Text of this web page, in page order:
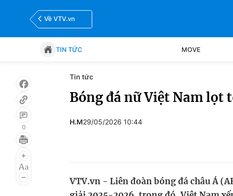
Về VTV.vn
TIN TỨC MOVE
Tin tức
Bóng đá
0
Tin tức
Bóng đá nữ Việt Nam lọt
H.M29/05/2026 10:44
VTV.vn - Liên đoàn bóng đá châu Á